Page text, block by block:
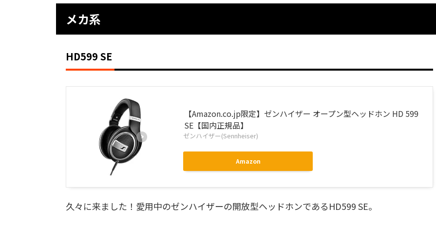
メカ系
HD599 SE
【Amazon.co.jp限定】ゼンハイザー オープン型ヘッドホン HD 599
SE【国内正規品】
ゼンハイザー(Sennheiser)
Amazon
久々に来ました！愛用中のゼンハイザーの開放型ヘッドホンであるHD599 SE。